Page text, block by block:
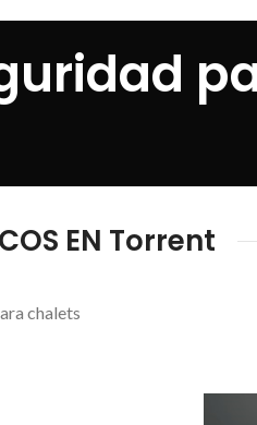
EN Torrent
chalets